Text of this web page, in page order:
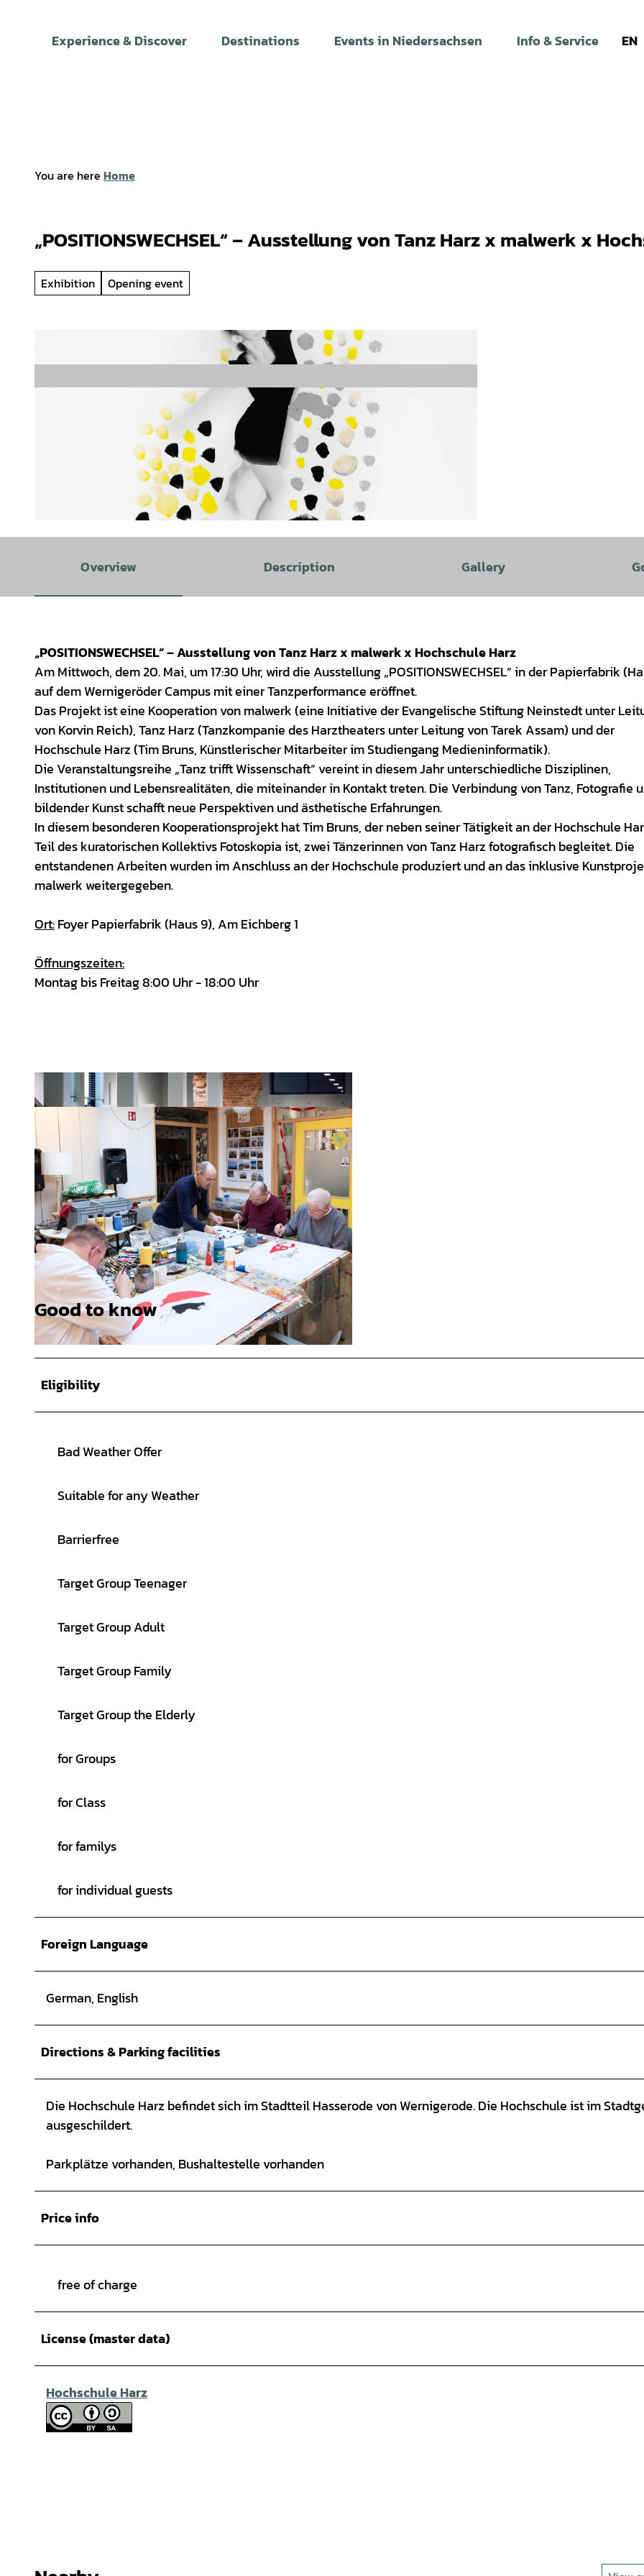
Experience & Discover Destinations Events in Niedersachsen Info & Service EN
You are here Home
„POSITIONSWECHSEL“ – Ausstellung von Tanz Harz x malwerk x
Exhibition Opening event
Overview Description Gallery
„POSITIONSWECHSEL“ – Ausstellung von Tanz Harz x malwerk x Hochschule Harz
Am Mittwoch, dem 20. Mai, um 17:30 Uhr, wird die Ausstellung „POSITIONSWECHSEL“ in der Papierfabrik
auf dem Wernigeröder Campus mit einer Tanzperformance eröffnet.
Das Projekt ist eine Kooperation von malwerk (eine Initiative der Evangelische Stiftung Neinstedt unter
von Korvin Reich), Tanz Harz (Tanzkompanie des Harztheaters unter Leitung von Tarek Assam) und der
Hochschule Harz (Tim Bruns, Künstlerischer Mitarbeiter im Studiengang Medieninformatik).
Die Veranstaltungsreihe „Tanz trifft Wissenschaft“ vereint in diesem Jahr unterschiedliche Disziplinen,
Institutionen und Lebensrealitäten, die miteinander in Kontakt treten. Die Verbindung von Tanz, Fotografie
bildender Kunst schafft neue Perspektiven und ästhetische Erfahrungen.
In diesem besonderen Kooperationsprojekt hat Tim Bruns, der neben seiner Tätigkeit an der Hochschule
Teil des kuratorischen Kollektivs Fotoskopia ist, zwei Tänzerinnen von Tanz Harz fotografisch begleitet. Die
entstandenen Arbeiten wurden im Anschluss an der Hochschule produziert und an das inklusive
malwerk weitergegeben.
Ort:Foyer Papierfabrik (Haus 9), Am Eichberg 1
Öffnungszeiten:
Montag bis Freitag 8:00 Uhr - 18:00 Uhr
©CC-BY-SA
Good to know
Eligibility
Bad Weather Offer
Suitable for any Weather
Barrierfree
Target Group Teenager
Target Group Adult
Target Group Family
Target Group the Elderly
for Groups
for Class
for familys
for individual guests
Foreign Language
German, English
Directions & Parking facilities
Die Hochschule Harz befindet sich im Stadtteil Hasserode von Wernigerode. Die Hochschule ist im
ausgeschildert.
Parkplätze vorhanden, Bushaltestelle vorhanden
Price info
free of charge
License (master data)
Hochschule Harz